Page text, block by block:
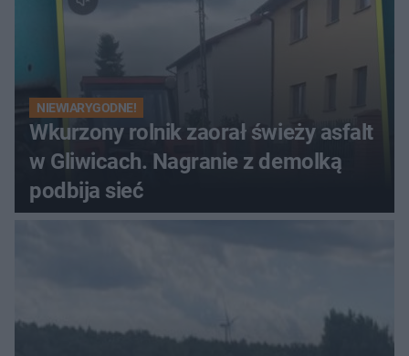
NIEWIARYGODNE!
Wkurzony rolnik zaorał świeży asfalt
w Gliwicach. Nagranie z demolką
podbija sieć